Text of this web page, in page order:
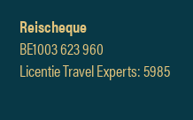
Reischeque
BE1003 623 960
Licentie Travel Experts: 5985